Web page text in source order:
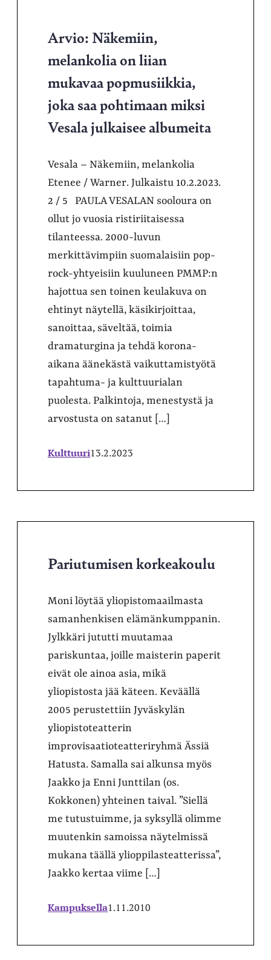
Arvio: Näkemiin,
melankolia on liian
mukavaa popmusiikkia,
joka saa pohtimaan miksi
Vesala julkaisee albumeita
Vesala – Näkemiin, melankolia
Etenee / Warner. Julkaistu 10.2.2023.
2 / 5 PAULA VESALAN sooloura on
ollut jo vuosia ristiriitaisessa
tilanteessa. 2000-luvun
merkittävimpiin suomalaisiin pop-
rock-yhtyeisiin kuuluneen PMMP:n
hajottua sen toinen keulakuva on
ehtinyt näytellä, käsikirjoittaa,
sanoittaa, säveltää, toimia
dramaturgina ja tehdä korona-
aikana äänekästä vaikuttamistyötä
tapahtuma- ja kulttuurialan
puolesta. Palkintoja, menestystä ja
arvostusta on satanut […]
Kulttuuri13.2.2023
Pariutumisen korkeakoulu
Moni löytää yliopistomaailmasta
samanhenkisen elämänkumppanin.
Jylkkäri jututti muutamaa
pariskuntaa, joille maisterin paperit
eivät ole ainoa asia, mikä
yliopistosta jää käteen. Keväällä
2005 perustettiin Jyväskylän
yliopistoteatterin
improvisaatioteatteriryhmä Ässiä
Hatusta. Samalla sai alkunsa myös
Jaakko ja Enni Junttilan (os.
Kokkonen) yhteinen taival. ”Siellä
me tutustuimme, ja syksyllä olimme
muutenkin samoissa näytelmissä
mukana täällä ylioppilasteatterissa”,
Jaakko kertaa viime […]
Kampuksella1.11.2010